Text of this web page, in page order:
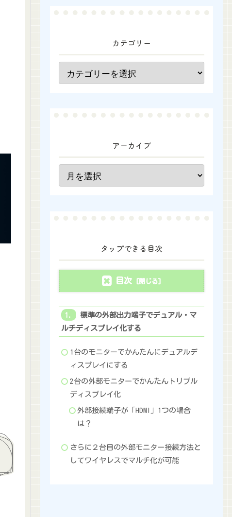
カテゴリー
アーカイブ
タップできる目次
目次
標準の外部出力端子でデュアル・マ
ルチディスプレイ化する
1台のモニターでかんたんにデュアルデ
ィスプレイにする
2台の外部モニターでかんたんトリプル
ディスプレイ化
外部接続端子が「HDMI」1つの場合
は？
さらに２台目の外部モニター接続方法と
してワイヤレスでマルチ化が可能